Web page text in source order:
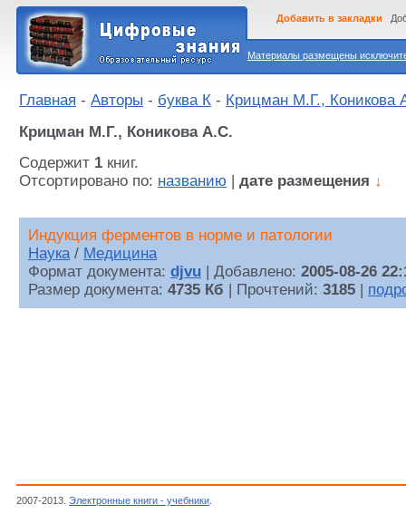
Материалы размещены
Добавить в закладки
Главная - Авторы - буква К - Крицман М.Г., Коникова
Крицман М.Г., Коникова А.С.
Содержит 1 книг.
Отсортировано по: названию дате размещения ↓
Индукция ферментов в норме и патологии
Наука/ Медицина
Формат документа: djvu | Добавлено: 2005-08-26
Размер документа: 4735 Кб | Прочтений: 3185
2007-2013. Электронные книги - учебники